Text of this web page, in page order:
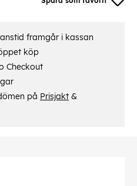
framgår i kassan
köp
Checkout
på Prisjakt &